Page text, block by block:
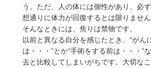
う。ただ、人の体には個性があり、必
想通りに体力が回復するとは限りません
そんなときには、焦りは禁物です。
以前と異なる自分を感じたとき、“がん
は・・・”とか“手術をする前は・・・”
去と比較してしまいがちです。大切な